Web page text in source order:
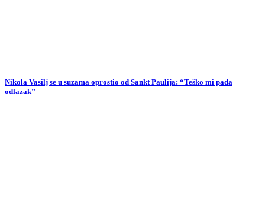
Nikola Vasilj se u suzama oprostio od Sankt Paulija: “Teško mi pada
odlazak”